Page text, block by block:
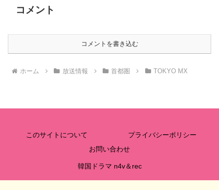
コメント
コメントを書き込む
ホーム 放送情報 首都圏 TOKYO MX
このサイトについて
プライバシーポリシー
お問い合わせ
韓国ドラマ n4v＆rec